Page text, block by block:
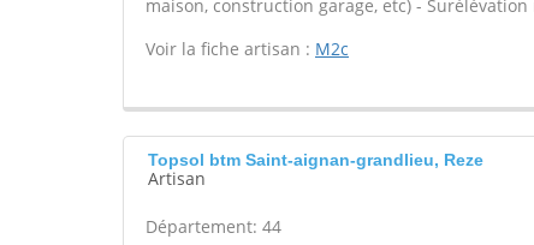
maison, construction garage, etc) -
Voir la fiche artisan : M2c
Topsol btm Saint-aignan-grandlieu, Reze
Artisan
Département: 44